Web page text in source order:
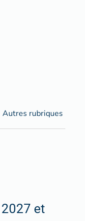
Autres rubriques
et